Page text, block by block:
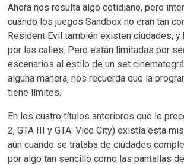
Ahora nos resulta algo cotidiano, pero
cuando los juegos Sandbox no eran tan
Resident Evil también existen ciudades,
por las calles. Pero están limitadas por
escenarios al estilo de un set
alguna manera, nos recuerda que la
tiene límites.
En los cuatro títulos anteriores que le
2, GTA III y GTA: Vice City) existía esta
aún cuando se trataba de ciudades
por algo tan sencillo como las pantallas